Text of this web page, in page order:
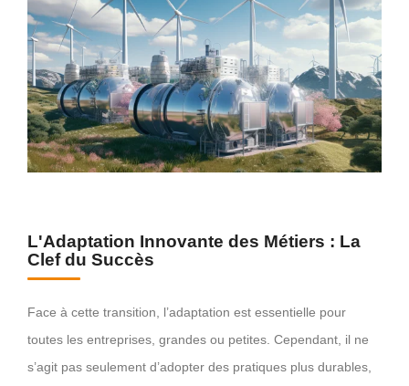
L'Adaptation Innovante des Métiers : La
Clef du Succès
Face à cette transition, l’adaptation est essentielle pour
toutes les entreprises, grandes ou petites. Cependant, il ne
s’agit pas seulement d’adopter des pratiques plus durables,